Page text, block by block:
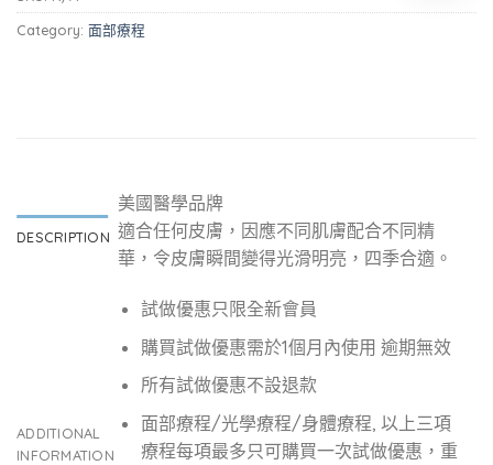
Category: 面部療程
DESCRIPTION
ADDITIONAL
INFORMATION
美國醫學品牌
適合任何皮膚，因應不同肌膚配合不同精
華，令皮膚瞬間變得光滑明亮，四季合適。
試做優惠只限全新會員
購買試做優惠需於1個月內使用 逾期無效
所有試做優惠不設退款
面部療程/光學療程/身體療程, 以上三項
療程每項最多只可購買一次試做優惠，重